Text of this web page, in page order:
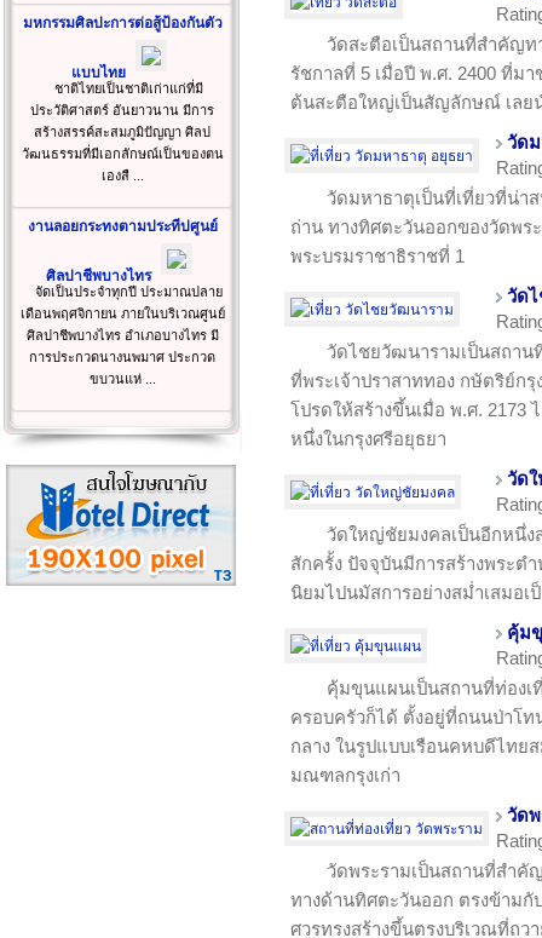
มหกรรมศิลปะการต่อสู้ป้องกันตัว
แบบไทย
ชาติไทยเป็นชาติเก่าแก่ที่มี
ประวัติศาสตร์ อันยาวนาน มีการ
สร้างสรรค์สะสมภูมิปัญญา ศิลป
วัฒนธรรมที่มีเอกลักษณ์เป็นของตน
เองสื ...
งานลอยกระทงตามประทีปศูนย์
ศิลปาชีพบางไทร
จัดเป็นประจำทุกปี ประมาณปลาย
เดือนพฤศจิกายน ภายในบริเวณศูนย์
ศิลปาชีพบางไทร อำเภอบางไทร มี
การประกวดนางนพมาศ ประกวด
ขบวนแห่ ...
วัดสะตือเป็นสถานที่สำคัญท
รัชกาลที่ 5 เมื่อปี พ.ศ. 2400 ที่ม
ต้นสะตือใหญ่เป็นสัญลักษณ์ เลย
วัด
วัดมหาธาตุเป็นที่เที่ยวที่น่า
ถ่าน ทางทิศตะวันออกของวัดพร
พระบรมราชาธิราชที่ 1
วัด
วัดไชยวัฒนารามเป็นสถาน
ที่พระเจ้าปราสาททอง กษัตริย์กรุ
โปรดให้สร้างขึ้นเมื่อ พ.ศ. 2173
หนึ่งในกรุงศรีอยุธยา
วัด
วัดใหญ่ชัยมงคลเป็นอีกหนึ่
สักครั้ง ปัจจุบันมีการสร้างพระต
นิยมไปนมัสการอย่างสม่ำเสมอเ
คุ้ม
คุ้มขุนแผนเป็นสถานที่ท่องเ
ครอบครัวก็ได้ ตั้งอยู่ที่ถนนป่าโท
กลาง ในรูปแบบเรือนคหบดีไทย
มณฑลกรุงเก่า
วัด
วัดพระรามเป็นสถานที่สำคั
ทางด้านทิศตะวันออก ตรงข้ามกั
ศวรทรงสร้างขึ้นตรงบริเวณที่ถว